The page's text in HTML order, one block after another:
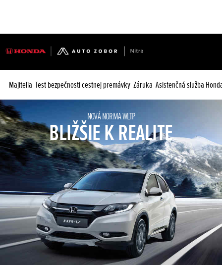
Majitelia Test bezpečnosti cestnej premávky Záruka Asistenčná služba
NOVÁ NORMA WLTP
BLIŽŠIE K REALITE